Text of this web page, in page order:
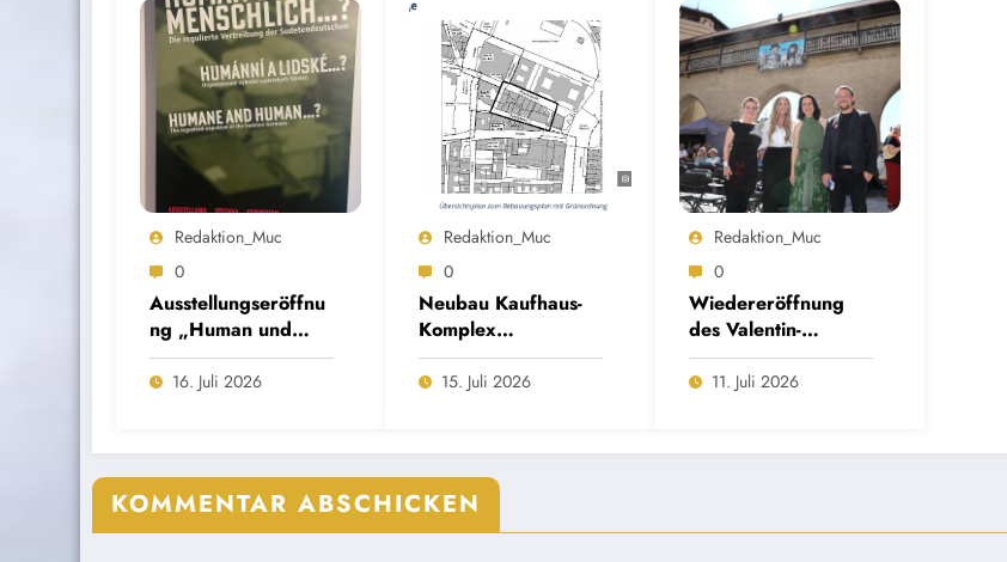
Redaktion_Muc
0
Ausstellungseröffnu
ng „Human und
menschlich…? Die
regulierte
16. Juli 2026
Redaktion_Muc
0
Neubau Kaufhaus-
Komplex
Schützenstraße:
Öffentlichkeitsbeteili
15. Juli 2026
Redaktion_Muc
0
Wiedereröffnung
des Valentin-
Karlstadt-Musäums
11. Juli 2026
KOMMENTAR ABSCHICKEN